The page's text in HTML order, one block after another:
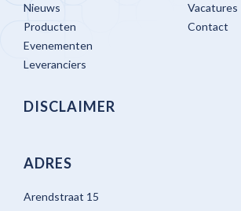
Nieuws
Producten
Evenementen
Leveranciers
Vacatures
Contact
DISCLAIMER
ADRES
Arendstraat 15